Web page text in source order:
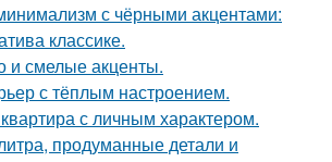
с чёрными акцентами:
классике.
и смелые акценты.
с тёплым настроением.
с личным характером.
продуманные детали и